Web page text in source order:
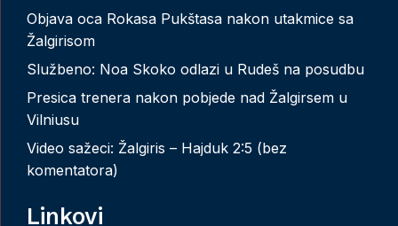
Objava oca Rokasa Pukštasa nakon utakmice sa
Žalgirisom
Službeno: Noa Skoko odlazi u Rudeš na posudbu
Presica trenera nakon pobjede nad Žalgirsem u
Vilniusu
Video sažeci: Žalgiris – Hajduk 2:5 (bez
komentatora)
Linkovi